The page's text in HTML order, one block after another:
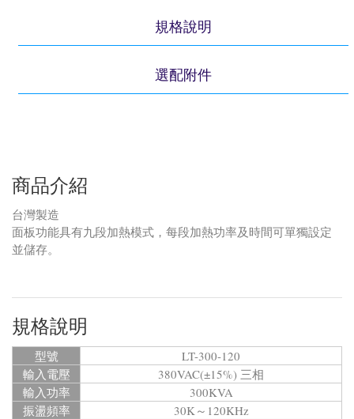
規格說明
選配附件
商品介紹
台灣製造
面板功能具有九段加熱模式，每段加熱功率及時間可單獨設定
並儲存。
規格說明
型號
LT-300-120
輸入電壓
380VAC(±15%) 三相
輸入功率
300KVA
振盪頻率
30K～120KHz